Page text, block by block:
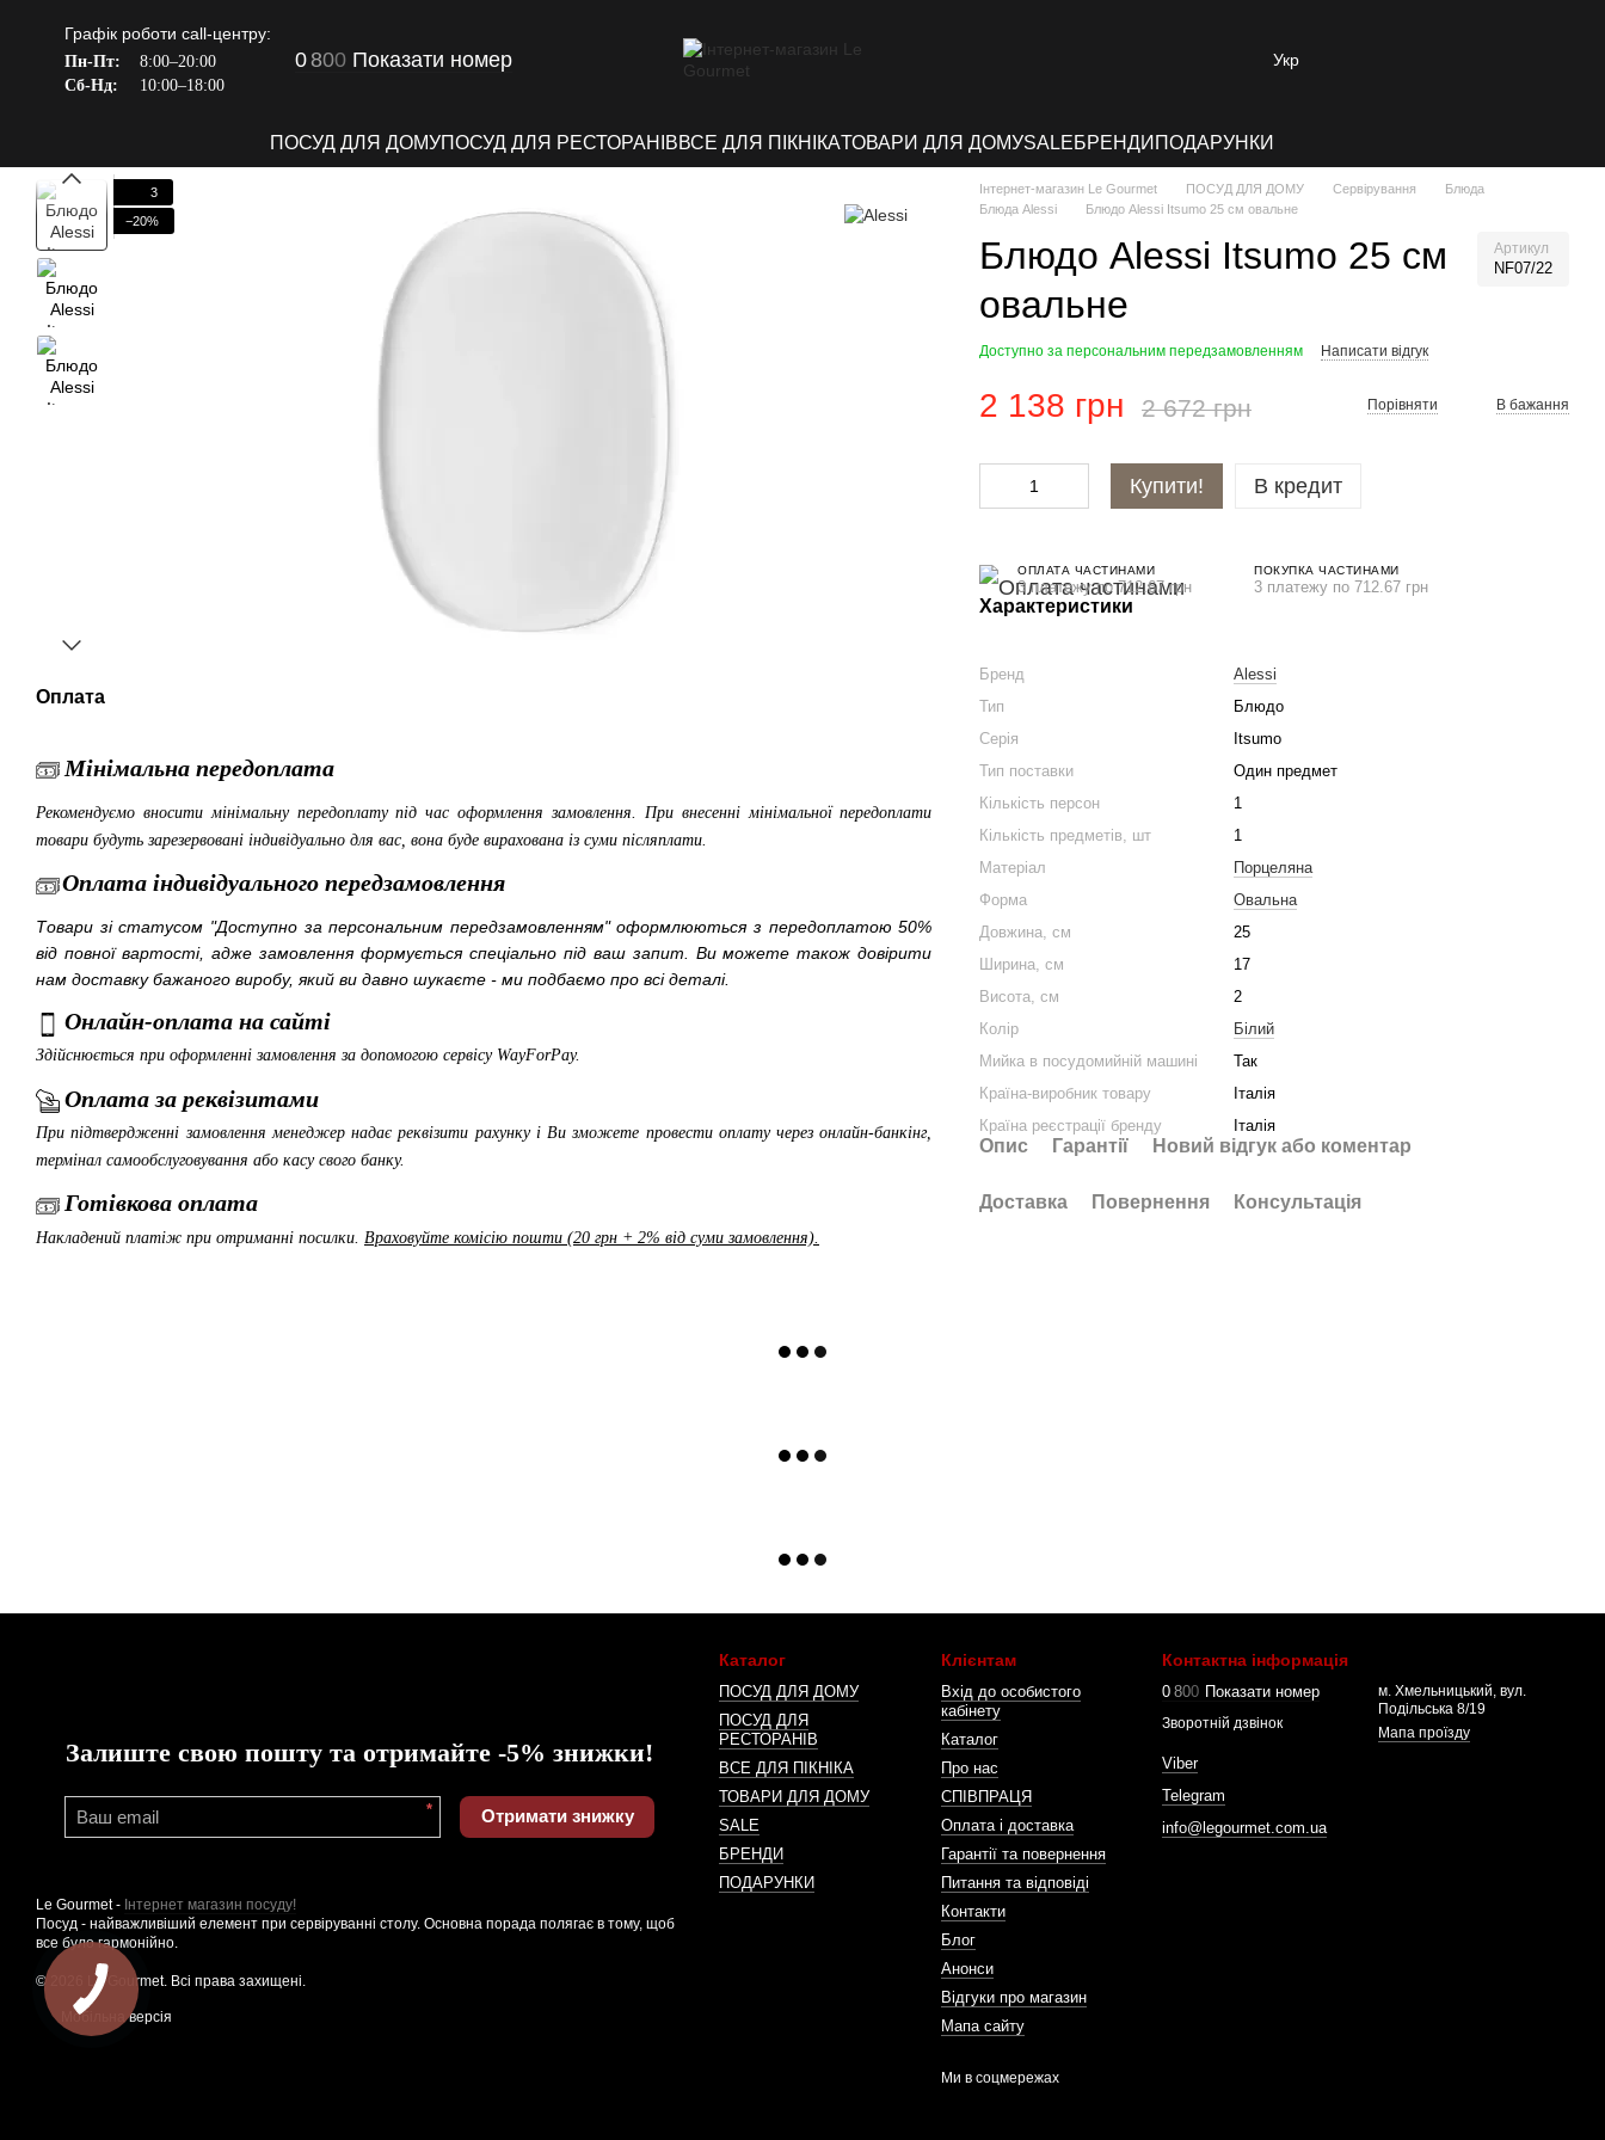
Графік роботи call-центру:
Пн-Пт:
8:00–20:00
Сб-Нд:
10:00–18:00
0800 Показати номер Укр
ПОСУД ДЛЯ ДОМУПОСУД ДЛЯ РЕСТОРАНІВВСЕ ДЛЯ ПІКНІКАТОВАРИ ДЛЯ ДОМУSALEБРЕНДИ ПОДАРУНКИ
3
−20%
Оплата
Мінімальна передоплата
Рекомендуємо вносити мінімальну передоплату під час оформлення замовлення. При внесенні мінімальної передоплати
товари будуть зарезервовані індивідуально для вас, вона буде вирахована із суми післяплати.
Оплата індивідуального передзамовлення
Товари зі статусом "Доступно за персональним передзамовленням" оформлюються з передоплатою 50%
від повної вартості, адже замовлення формується спеціально під ваш запит. Ви можете також довірити
нам доставку бажаного виробу, який ви давно шукаєте - ми подбаємо про всі деталі.
Онлайн-оплата на сайті
Здійснюється при оформленні замовлення за допомогою сервісу WayForPay.
Оплата за реквізитами
При підтвердженні замовлення менеджер надає реквізити рахунку і Ви зможете провести оплату через онлайн-банкінг,
термінал самообслуговування або касу свого банку.
Готівкова оплата
Накладений платіж при отриманні посилки. Враховуйте комісію пошти (20 грн + 2% від суми замовлення).
Інтернет-магазин Le Gourmet ПОСУД ДЛЯ ДОМУ Сервірування
Блюда
Блюда Alessi
Блюдо Alessi Itsumo 25 см овальне
Блюдо Alessi Itsumo 25 см
овальне
Артикул
NF07/22
Доступно за персональним передзамовленням Написати відгук
2 138 грн 2 672 грн Порівняти В бажання
Купити! В кредит
ОПЛАТА ЧАСТИНАМИ
3 платежу по 712.67 грн
ПОКУПКА ЧАСТИНАМИ
3 платежу по 712.67 грн
Характеристики
Бренд
Alessi
Тип
Блюдо
Серія
Itsumo
Тип поставки
Один предмет
Кількість персон
1
Кількість предметів, шт
1
Матеріал
Порцеляна
Форма
Овальна
Довжина, см
25
Ширина, см
17
Висота, см
2
Колір
Білий
Мийка в посудомийній машині
Так
Країна-виробник товару
Італія
Країна реєстрації бренду
Італія
Опис Гарантії Новий відгук або коментар
Доставка Повернення Консультація
Залиште свою пошту та отримайте -5% знижки!
* Отримати знижку
Le Gourmet - Інтернет магазин посуду!
Посуд - найважливіший елемент при сервіруванні столу. Основна порада полягає в тому, щоб
все було гармонійно.
© 2026 Le Gourmet. Всі права захищені.
Мобільна версія
Каталог
ПОСУД ДЛЯ ДОМУ
ПОСУД ДЛЯ
РЕСТОРАНІВ
ВСЕ ДЛЯ ПІКНІКА
ТОВАРИ ДЛЯ ДОМУ
SALE
БРЕНДИ
ПОДАРУНКИ
Клієнтам
Вхід до особистого
кабінету
Каталог
Про нас
СПІВПРАЦЯ
Оплата і доставка
Гарантії та повернення
Питання та відповіді
Контакти
Блог
Анонси
Відгуки про магазин
Мапа сайту
Ми в соцмережах
Контактна інформація
0 800 Показати номер
Зворотній дзвінок
Viber
Telegram
info@legourmet.com.ua
м. Хмельницький, вул.
Подільська 8/19
Мапа проїзду